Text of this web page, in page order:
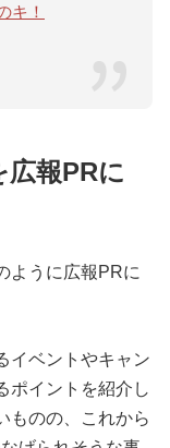
キ！
広報PRに
ように広報PRに
イベントやキャン
ポイントを紹介し
ものの、これから